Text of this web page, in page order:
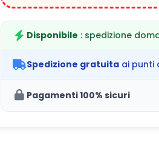
Disponibile : spedizione
Spedizione gratuita ai punti
Pagamenti 100% sicuri